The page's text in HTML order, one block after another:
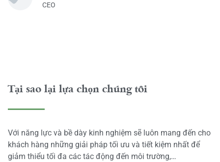
CEO
Tại sao lại lựa chọn chúng tôi
Với năng lực và bề dày kinh nghiệm sẽ luôn mang đến cho
khách hàng những giải pháp tối ưu và tiết kiệm nhất để
giảm thiểu tối đa các tác động đến môi trường,…